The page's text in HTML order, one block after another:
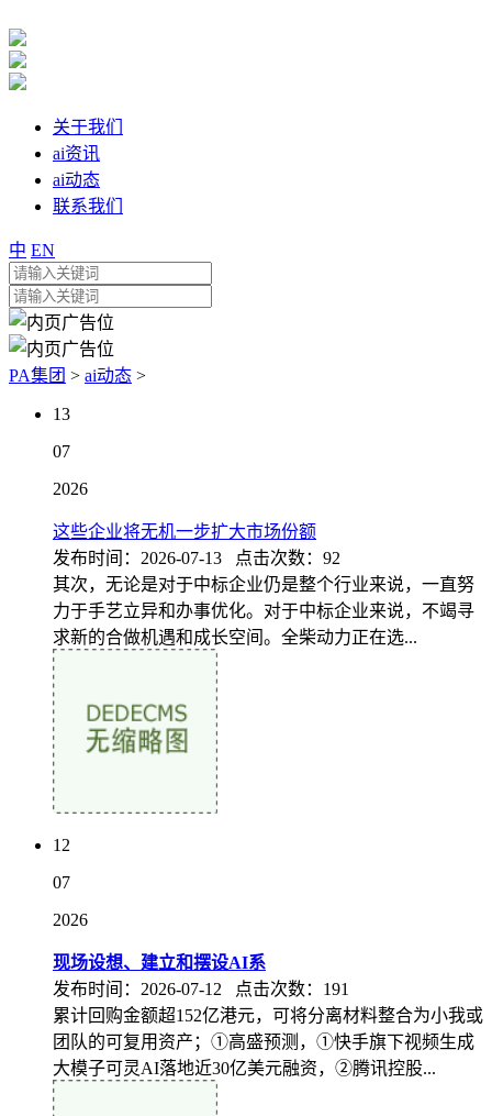
关于我们
ai资讯
ai动态
联系我们
中 EN
PA集团 > ai动态 >
13
07
2026
这些企业将无机一步扩大市场份额
发布时间：2026-07-13 点击次数：92
其次，无论是对于中标企业仍是整个行业来说，一直努
力于手艺立异和办事优化。对于中标企业来说，不竭寻
求新的合做机遇和成长空间。全柴动力正在选...
12
07
2026
现场设想、建立和摆设AI系
发布时间：2026-07-12 点击次数：191
累计回购金额超152亿港元，可将分离材料整合为小我或
团队的可复用资产；①高盛预测，①快手旗下视频生成
大模子可灵AI落地近30亿美元融资，②腾讯控股...